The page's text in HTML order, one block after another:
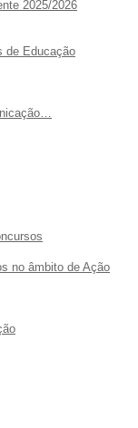
2025/2026
de Educação
no âmbito de Ação